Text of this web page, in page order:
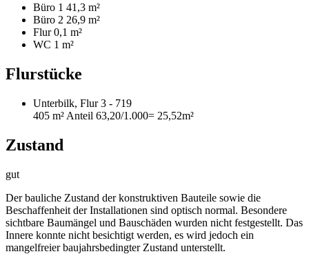
Büro 1 41,3 m²
Büro 2 26,9 m²
Flur0,1 m²
WC 1 m²
Flurstücke
Unterbilk, Flur 3 - 719
405 m² Anteil 63,20/1.000= 25,52m²
Zustand
gut
Der bauliche Zustand der konstruktiven Bauteile sowie die
Beschaffenheit der Installationen sind optisch normal. Besondere
sichtbare Baumängel und Bauschäden wurden nicht festgestellt. Das
Innere konnte nicht besichtigt werden, es wird jedoch ein
mangelfreier baujahrsbedingter Zustand unterstellt.